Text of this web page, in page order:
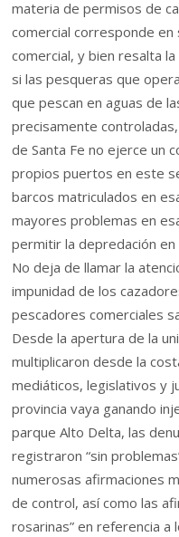
materia de permisos de
comercial corresponde en
comercial, y bien resalta
si las pesqueras que
que pescan en aguas de
precisamente
de Santa Fe no ejerce un
propios puertos en este
barcos matriculados en
mayores problemas en
permitir la depredación en
No deja de llamar la
impunidad de los
pescadores comerciales
Desde la apertura de la
multiplicaron desde la
mediáticos, legislativos y
provincia vaya ganando
parque Alto Delta, las
registraron “sin
numerosas afirmaciones
de control, así como las
rosarinas” en referencia